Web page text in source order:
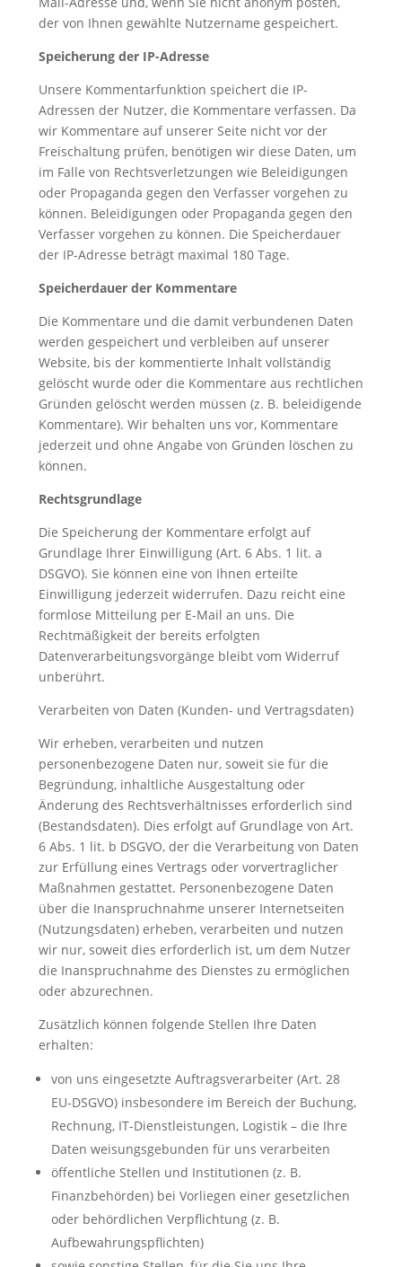
der von Ihnen gewählte Nutzername gespeichert.
Speicherung der IP-Adresse
Unsere Kommentarfunktion speichert die IP-
Adressen der Nutzer, die Kommentare verfassen. Da
wir Kommentare auf unserer Seite nicht vor der
Freischaltung prüfen, benötigen wir diese Daten, um
im Falle von Rechtsverletzungen wie Beleidigungen
oder Propaganda gegen den Verfasser vorgehen zu
können. Beleidigungen oder Propaganda gegen den
Verfasser vorgehen zu können. Die Speicherdauer
der IP-Adresse beträgt maximal 180 Tage.
Speicherdauer der Kommentare
Die Kommentare und die damit verbundenen Daten
werden gespeichert und verbleiben auf unserer
Website, bis der kommentierte Inhalt vollständig
gelöscht wurde oder die Kommentare aus rechtlichen
Gründen gelöscht werden müssen (z. B. beleidigende
Kommentare). Wir behalten uns vor, Kommentare
jederzeit und ohne Angabe von Gründen löschen zu
können.
Rechtsgrundlage
Die Speicherung der Kommentare erfolgt auf
Grundlage Ihrer Einwilligung (Art. 6 Abs. 1 lit. a
DSGVO). Sie können eine von Ihnen erteilte
Einwilligung jederzeit widerrufen. Dazu reicht eine
formlose Mitteilung per E-Mail an uns. Die
Rechtmäßigkeit der bereits erfolgten
Datenverarbeitungsvorgänge bleibt vom Widerruf
unberührt.
Verarbeiten von Daten (Kunden- und Vertragsdaten)
Wir erheben, verarbeiten und nutzen
personenbezogene Daten nur, soweit sie für die
Begründung, inhaltliche Ausgestaltung oder
Änderung des Rechtsverhältnisses erforderlich sind
(Bestandsdaten). Dies erfolgt auf Grundlage von Art.
6 Abs. 1 lit. b DSGVO, der die Verarbeitung von Daten
zur Erfüllung eines Vertrags oder vorvertraglicher
Maßnahmen gestattet. Personenbezogene Daten
über die Inanspruchnahme unserer Internetseiten
(Nutzungsdaten) erheben, verarbeiten und nutzen
wir nur, soweit dies erforderlich ist, um dem Nutzer
die Inanspruchnahme des Dienstes zu ermöglichen
oder abzurechnen.
Zusätzlich können folgende Stellen Ihre Daten
erhalten:
von uns eingesetzte Auftragsverarbeiter (Art. 28
EU-DSGVO) insbesondere im Bereich der Buchung,
Rechnung, IT-Dienstleistungen, Logistik – die Ihre
Daten weisungsgebunden für uns verarbeiten
öffentliche Stellen und Institutionen (z. B.
Finanzbehörden) bei Vorliegen einer gesetzlichen
oder behördlichen Verpflichtung (z. B.
Aufbewahrungspflichten)